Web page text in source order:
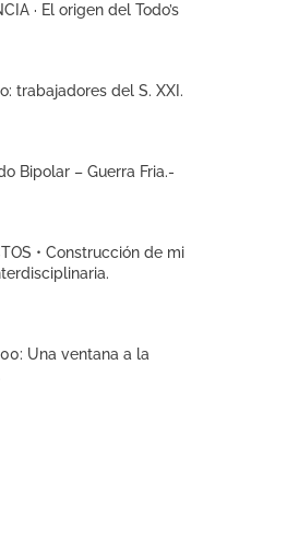
· El origen del Todo’s
trabajadores del S. XXI.
Bipolar – Guerra Fria.-
• Construcción de mi
Una ventana a la